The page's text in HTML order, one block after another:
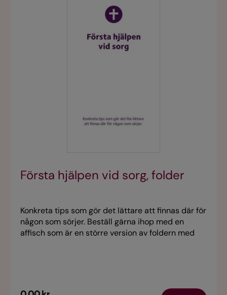
Första hjälpen vid sorg, folder
Konkreta tips som gör det lättare att finnas där för
någon som sörjer. Beställ gärna ihop med en
affisch som är en större version av foldern med